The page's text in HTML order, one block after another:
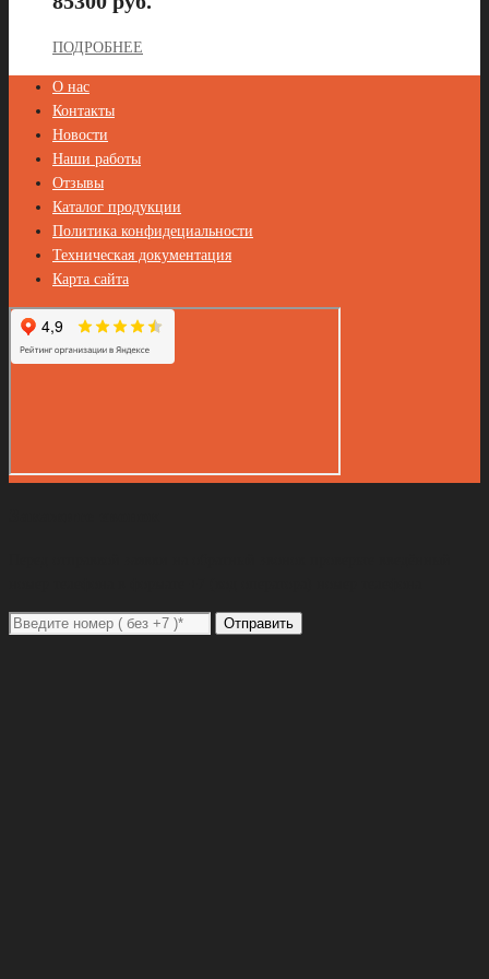
ПОДРОБНЕЕ
О нас
Контакты
Новости
Наши работы
Отзывы
Каталог продукции
Политика конфидециальности
Техническая документация
Карта сайта
Отправить